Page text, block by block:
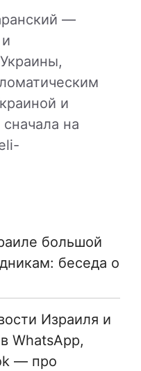
—
и
на
большой
беседа о
Израиля и
WhatsApp,
— про